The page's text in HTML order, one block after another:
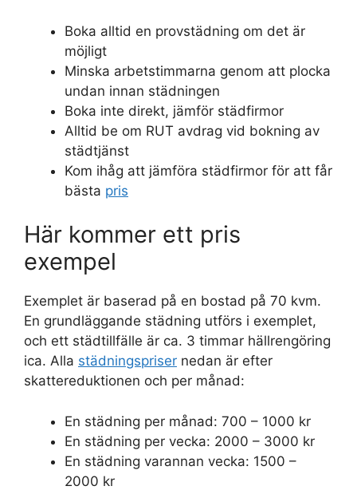
Boka alltid en provstädning om det är
möjligt
Minska arbetstimmarna genom att plocka
undan innan städningen
Boka inte direkt, jämför städfirmor
Alltid be om RUT avdrag vid bokning av
städtjänst
Kom ihåg att jämföra städfirmor för att får
bästa pris
Här kommer ett pris
exempel
Exemplet är baserad på en bostad på 70 kvm.
En grundläggande städning utförs i exemplet,
och ett städtillfälle är ca. 3 timmar hällrengöring
ica. Alla städningspriser nedan är efter
skattereduktionen och per månad:
En städning per månad: 700 – 1000 kr
En städning per vecka: 2000 – 3000 kr
En städning varannan vecka: 1500 –
2000 kr